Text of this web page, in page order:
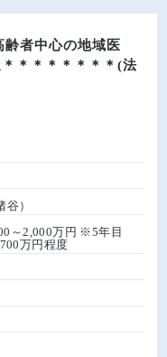
齢者中心の地域医
＊＊＊＊＊＊＊(法
）
～2,000万円 ※5年目
万円程度